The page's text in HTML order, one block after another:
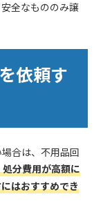
全なもののみ譲
依頼す
合は、不用品回
分費用が高額に
はおすすめでき